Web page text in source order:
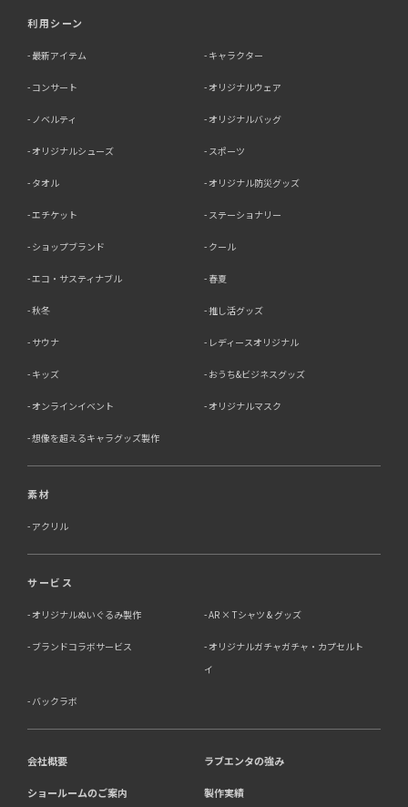
利用シーン
最新アイテム キャラクター
コンサート オリジナルウェア
ノベルティ オリジナルバッグ
オリジナルシューズ スポーツ
タオル オリジナル防災グッズ
エチケット ステーショナリー
ショップブランド クール
エコ・サスティナブル 春夏
秋冬 推し活グッズ
サウナ レディースオリジナル
キッズ おうち&ビジネスグッズ
オンラインイベント オリジナルマスク
想像を超えるキャラグッズ製作
素材
アクリル
サービス
オリジナルぬいぐるみ製作 AR × Tシャツ & グッズ
ブランドコラボサービス
オリジナルガチャガチャ・カプセルト
イ
バックラボ
会社概要 ラブエンタの強み
ショールームのご案内 製作実績